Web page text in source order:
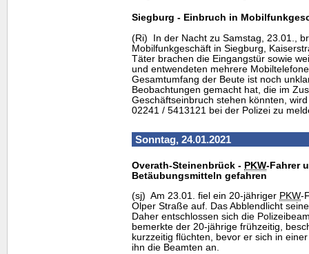
Siegburg - Einbruch in
(Ri) In der Nacht zu Samstag, 23.01.,
Mobilfunkgeschäft in Siegburg,
Täter brachen die Eingangstür sowie
und entwendeten mehrere
Gesamtumfang der Beute ist noch
Beobachtungen gemacht hat, die im
Geschäftseinbruch stehen könnten,
02241 / 5413121 bei der Polizei zu
Sonntag, 24.01.2021
Overath-Steinenbrück - PKW-Fahrer
Betäubungsmitteln gefahren
(sj) Am 23.01. fiel ein 20-jähriger PKW-
Olper Straße auf. Das Abblendlicht
Daher entschlossen sich die
bemerkte der 20-jährige frühzeitig,
kurzzeitig flüchten, bevor er sich in
ihn die Beamten an.